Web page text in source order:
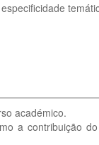
académico.
a contribuição